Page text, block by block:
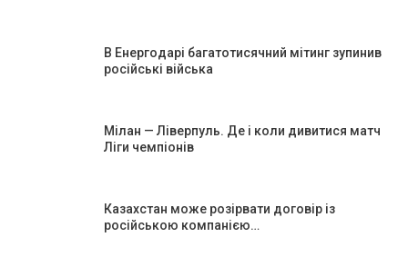
В Енергодарі багатотисячний мітинг зупинив
російські війська
Мілан — Ліверпуль. Де і коли дивитися матч
Ліги чемпіонів
Казахстан може розірвати договір із
російською компанією…